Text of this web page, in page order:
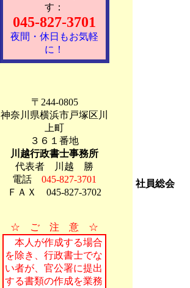
す：
045-827-3701
夜間・休日もお気軽
に！
〒244-0805
神奈川県横浜市戸塚区川
上町
３６１番地
川越行政書士事務所
代表者 川越 勝
電話 045-827-3701
ＦＡＸ 045-827-3702
☆ ご 注 意 ☆
本人が作成する場合
を除き、行政書士でな
い者が、官公署に提出
する書類の作成を業務
社員総会